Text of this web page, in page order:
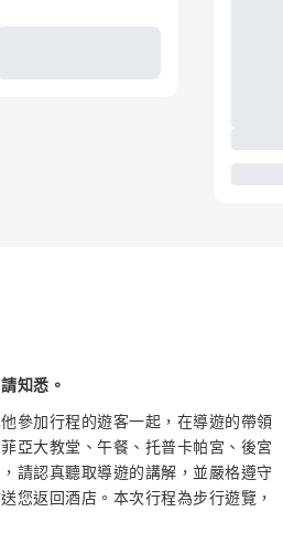
知悉。
參加行程的遊客一起，在導遊的帶領
亞大教堂、午餐、托普卡帕宮、後宮
請認真聽取導遊的講解，並嚴格遵守
您返回酒店。本次行程為步行遊覽，